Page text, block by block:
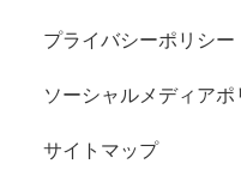
プライバシーポリシー
ソーシャルメディアポ
サイトマップ